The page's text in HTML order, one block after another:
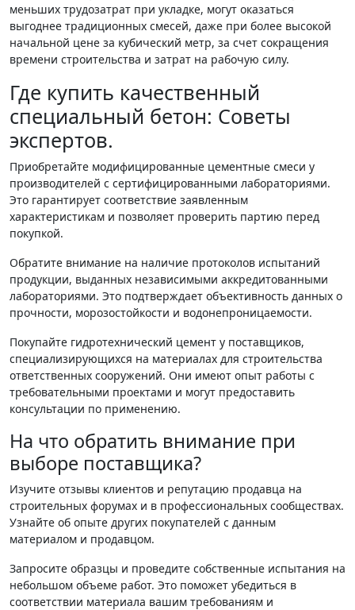
меньших трудозатрат при укладке, могут оказаться
выгоднее традиционных смесей, даже при более высокой
начальной цене за кубический метр, за счет сокращения
времени строительства и затрат на рабочую силу.
Где купить качественный
специальный бетон: Советы
экспертов.
Приобретайте модифицированные цементные смеси у
производителей с сертифицированными лабораториями.
Это гарантирует соответствие заявленным
характеристикам и позволяет проверить партию перед
покупкой.
Обратите внимание на наличие протоколов испытаний
продукции, выданных независимыми аккредитованными
лабораториями. Это подтверждает объективность данных о
прочности, морозостойкости и водонепроницаемости.
Покупайте гидротехнический цемент у поставщиков,
специализирующихся на материалах для строительства
ответственных сооружений. Они имеют опыт работы с
требовательными проектами и могут предоставить
консультации по применению.
На что обратить внимание при
выборе поставщика?
Изучите отзывы клиентов и репутацию продавца на
строительных форумах и в профессиональных сообществах.
Узнайте об опыте других покупателей с данным
материалом и продавцом.
Запросите образцы и проведите собственные испытания на
небольшом объеме работ. Это поможет убедиться в
соответствии материала вашим требованиям и